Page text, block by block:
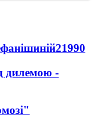
21990
дилемою -